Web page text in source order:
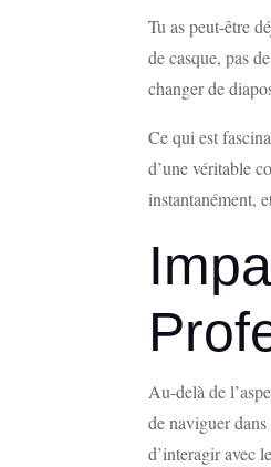
Tu as peut-être
de casque, pas
changer de
Ce qui est
d’une véritable
instantanément,
Au-delà de
de naviguer
d’interagir avec